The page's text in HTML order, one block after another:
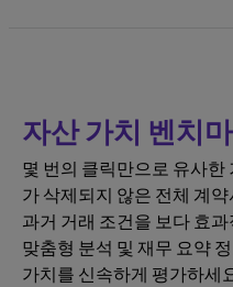
자산 가치 벤치
몇 번의 클릭만으로 유사한
가 삭제되지 않은 전체 계
과거 거래 조건을 보다 효
맞춤형 분석 및 재무 요약
가치를 신속하게 평가하세